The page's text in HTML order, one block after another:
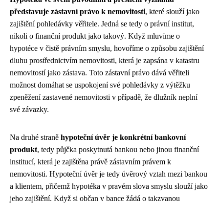
představuje zástavní právo k nemovitosti, které slouží jako
zajištění pohledávky věřitele. Jedná se tedy o právní institut,
nikoli o finanční produkt jako takový. Když mluvíme o
hypotéce v čistě právním smyslu, hovoříme o způsobu zajištění
dluhu prostřednictvím nemovitosti, která je zapsána v katastru
nemovitostí jako zástava. Toto zástavní právo dává věřiteli
možnost domáhat se uspokojení své pohledávky z výtěžku
zpeněžení zastavené nemovitosti v případě, že dlužník neplní
své závazky.
Na druhé straně hypoteční úvěr je konkrétní bankovní
produkt, tedy půjčka poskytnutá bankou nebo jinou finanční
institucí, která je zajištěna právě zástavním právem k
nemovitosti. Hypoteční úvěr je tedy úvěrový vztah mezi bankou
a klientem, přičemž hypotéka v pravém slova smyslu slouží jako
jeho zajištění. Když si občan v bance žádá o takzvanou